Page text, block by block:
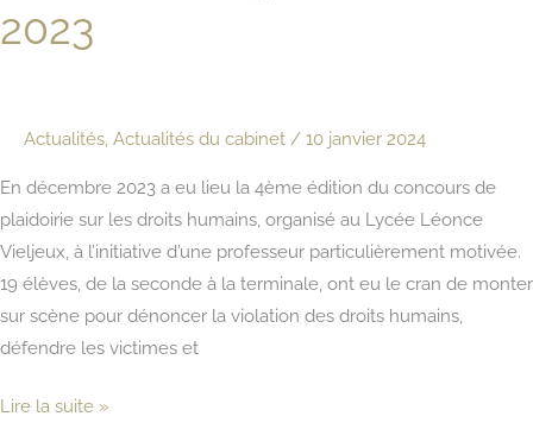
2023
Actualités Actualités du cabinet / 10 janvier 2024
En décembre 2023 a eu lieu la 4ème édition du concours de
plaidoirie sur les droits humains, organisé au Lycée Léonce
Vieljeux, à l’initiative d’une professeur particulièrement motivée.
19 élèves, de la seconde à la terminale, ont eu le cran de monter
sur scène pour dénoncer la violation des droits humains,
défendre les victimes et
Concours
Lire la suite »